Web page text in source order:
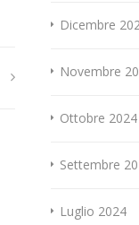
Dicembre
Novembre
Ottobre 2024
Settembre
Luglio 2024